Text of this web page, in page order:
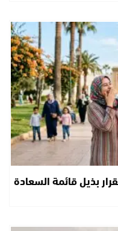
مؤشرات 2026: استقرار بذيل قائمة السعادة